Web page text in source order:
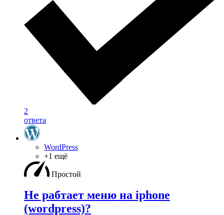
2
ответа
WordPress
+1 ещё
Простой
Не рабтает меню на iphone
(wordpress)?